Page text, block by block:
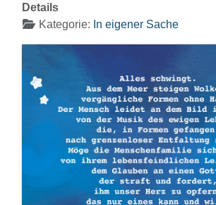
Details
Kategorie: In eigener Sache